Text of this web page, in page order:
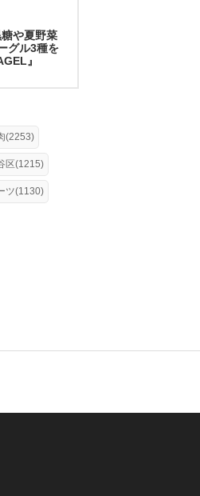
や夏野菜
グル3種を
』
(2253)
区(1215)
ツ(1130)